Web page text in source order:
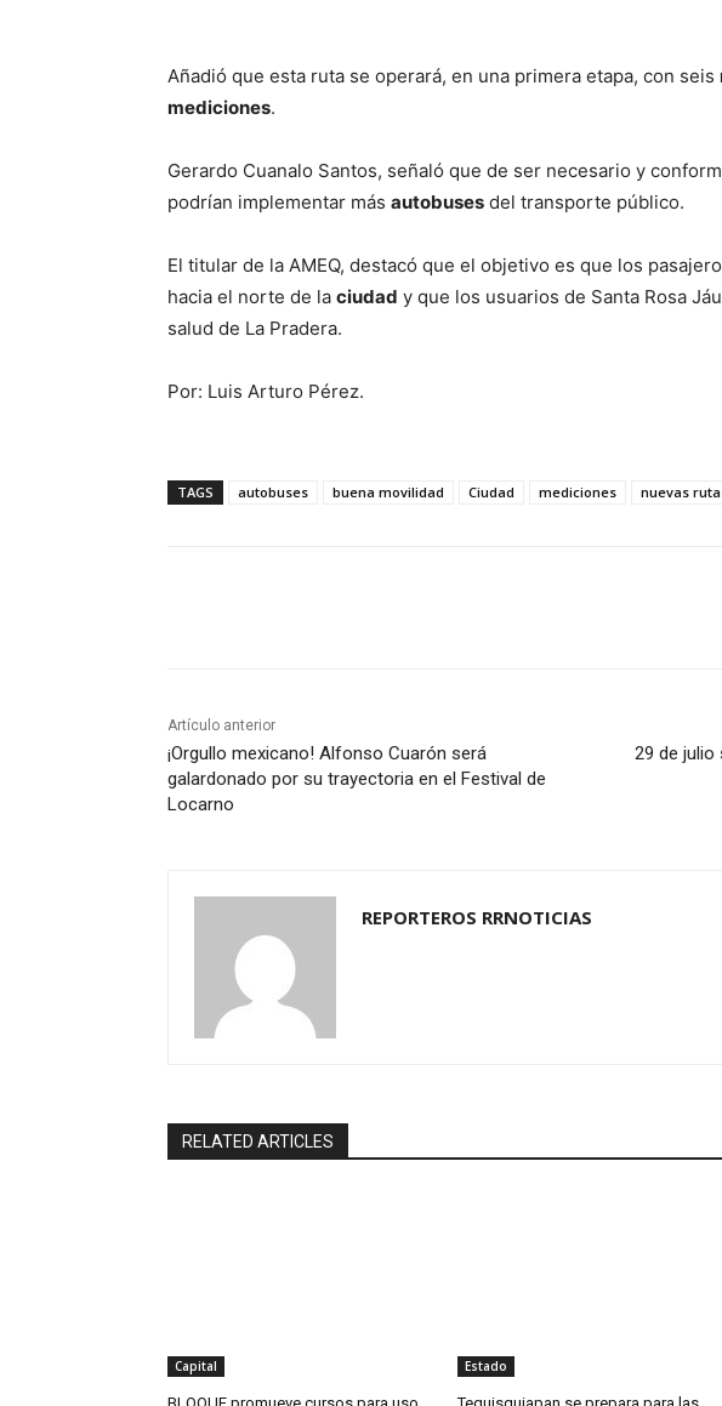
Añadió que esta ruta se operará, en una primera etapa, con seis
mediciones.
Gerardo Cuanalo Santos, señaló que de ser necesario y
podrían implementar más autobuses del transporte público.
El titular de la AMEQ, destacó que el objetivo es que los
hacia el norte de la ciudad y que los usuarios de Santa Rosa
salud de La Pradera.
Por: Luis Arturo Pérez.
TAGS autobuses buena movilidad Ciudad mediciones nuevas
Artículo anterior
¡Orgullo mexicano! Alfonso Cuarón será
galardonado por su trayectoria en el Festival de
Locarno
29 de julio
REPORTEROS RRNOTICIAS
RELATED ARTICLES
Capital Estado